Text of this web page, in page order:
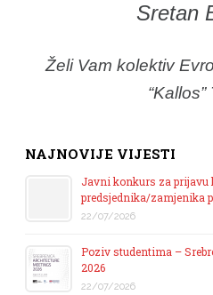
Sretan
Želi Vam kolektiv
“Kallos”
NAJNOVIJE VIJESTI
Javni konkurs za prijavu
predsjednika/zamjenika
22/07/2026
Poziv studentima –
2026
22/07/2026